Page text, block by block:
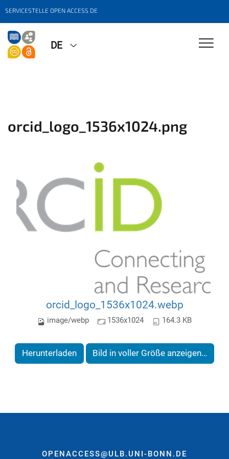
SERVICESTELLE OPEN ACCESS DE
DE
orcid_logo_1536x1024.png
orcid_logo_1536x1024.webp
image/webp 1536x1024 164.3 KB
Herunterladen Bild in voller Größe anzeigen…
OPENACCESS@ULB.UNI-BONN.DE